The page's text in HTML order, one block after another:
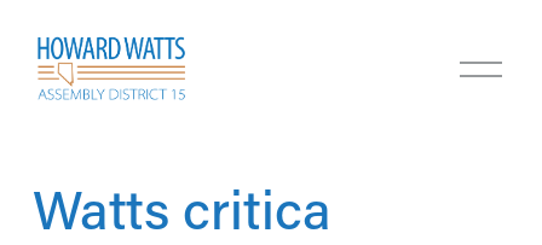
A
b
Watts critica